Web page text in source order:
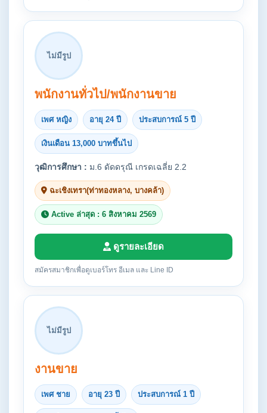
ไม่มีรูป
พนักงานทั่วไป/พนักงานขาย
เพศ หญิง อายุ 24 ปี ประสบการณ์ 5 ปี
เงินเดือน 13,000 บาทขึ้นไป
วุฒิการศึกษา : ม.6 ดัดดรุณี เกรดเฉลี่ย 2.2
ฉะเชิงเทรา(ท่าทองหลาง, บางคล้า)
Active ล่าสุด : 6 สิงหาคม 2569
ดูรายละเอียด
สมัครสมาชิกเพื่อดูเบอร์โทร อีเมล และ Line ID
ไม่มีรูป
งานขาย
เพศ ชาย อายุ 23 ปี ประสบการณ์ 1 ปี